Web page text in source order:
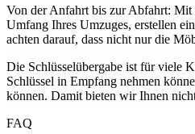
Von der Anfahrt bis zur Abfahrt: Mit
Umfang Ihres Umzuges, erstellen
achten darauf, dass nicht nur die
Die Schlüsselübergabe ist für viele
Schlüssel in Empfang nehmen
können. Damit bieten wir Ihnen
FAQ